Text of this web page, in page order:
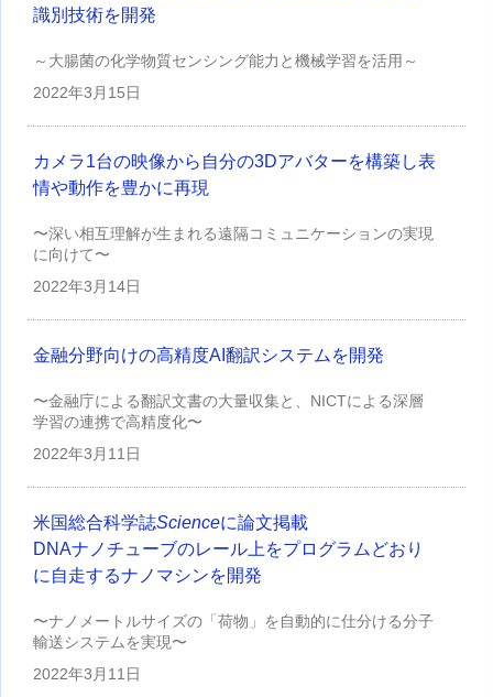
識別技術を開発
～大腸菌の化学物質センシング能力と機械学習を活用～
2022年3月15日
カメラ1台の映像から自分の3Dアバターを構築し表
情や動作を豊かに再現
〜深い相互理解が生まれる遠隔コミュニケーションの実現
に向けて〜
2022年3月14日
金融分野向けの高精度AI翻訳システムを開発
〜金融庁による翻訳文書の大量収集と、NICTによる深層
学習の連携で高精度化〜
2022年3月11日
米国総合科学誌Scienceに論文掲載
DNAナノチューブのレール上をプログラムどおり
に自走するナノマシンを開発
〜ナノメートルサイズの「荷物」を自動的に仕分ける分子
輸送システムを実現〜
2022年3月11日